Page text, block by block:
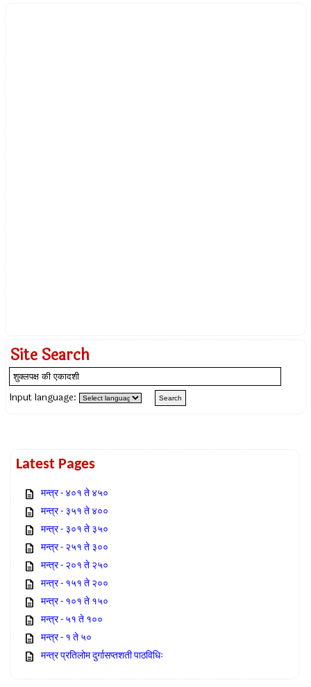
Site Search
Input language:
Latest Pages
मन्त्र - ४०१ ते ४५०
मन्त्र - ३५१ ते ४००
मन्त्र - ३०१ ते ३५०
मन्त्र - २५१ ते ३००
मन्त्र - २०१ ते २५०
मन्त्र - १५१ ते २००
मन्त्र - १०१ ते १५०
मन्त्र - ५१ ते १००
मन्त्र - १ ते ५०
मन्त्र प्रतिलोम दुर्गासप्तशती पाठविधिः